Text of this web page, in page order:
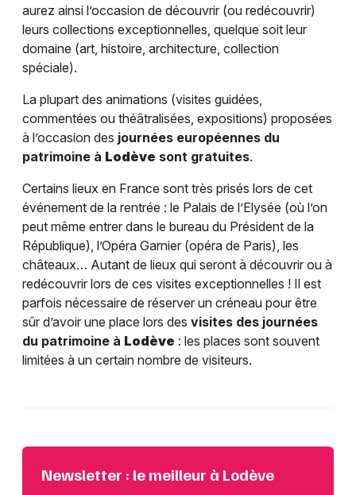
aurez ainsi l’occasion de découvrir (ou redécouvrir)
leurs collections exceptionnelles, quelque soit leur
domaine (art, histoire, architecture, collection
spéciale).
La plupart des animations (visites guidées,
commentées ou théâtralisées, expositions) proposées
à l’occasion des journées européennes du
patrimoine à Lodève sont gratuites.
Certains lieux en France sont très prisés lors de cet
événement de la rentrée : le Palais de l’Elysée (où l’on
peut même entrer dans le bureau du Président de la
République), l’Opéra Garnier (opéra de Paris), les
châteaux… Autant de lieux qui seront à découvrir ou à
redécouvrir lors de ces visites exceptionnelles ! Il est
parfois nécessaire de réserver un créneau pour être
sûr d’avoir une place lors des visites des journées
du patrimoine à Lodève : les places sont souvent
limitées à un certain nombre de visiteurs.
Newsletter : le meilleur à Lodève